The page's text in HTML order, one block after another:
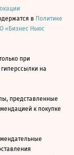
в Политике
«Бизнес Ньюс
при
на
представленные
к покупке